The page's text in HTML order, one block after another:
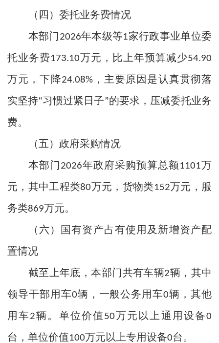
（四）委托业务费情况
本部门2026年本级等1家行政事业单位委
托业务费173.10万元，比上年预算减少54.90
万元，下降24.08%，主要原因是认真贯彻落
实坚持“习惯过紧日子”的要求，压减委托业务
费。
（五）政府采购情况
本部门2026年政府采购预算总额1101万
元，其中工程类80万元，货物类152万元，服
务类869万元。
（六）国有资产占有使用及新增资产配
置情况
截至上年底，本部门共有车辆2辆，其中
领导干部用车0辆，一般公务用车0辆，其他
用车2辆。单位价值50万元以上通用设备0
台，单位价值100万元以上专用设备0台。